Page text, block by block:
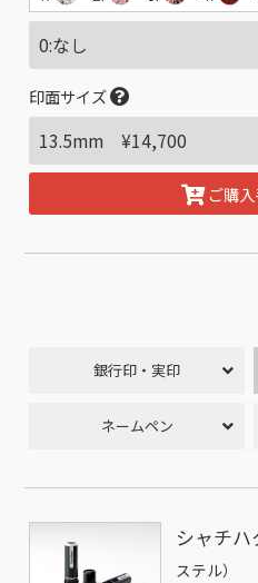
印面サイズ
ご購入
銀行印・実印
ネームペン
シャチハ
ステル）